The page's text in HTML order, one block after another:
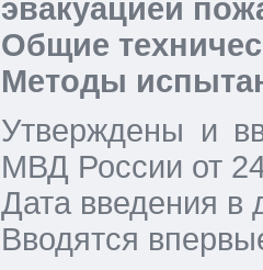
эвакуацией
Общие
Методы
Утверждены и
МВД России от
Дата введения в
Вводятся